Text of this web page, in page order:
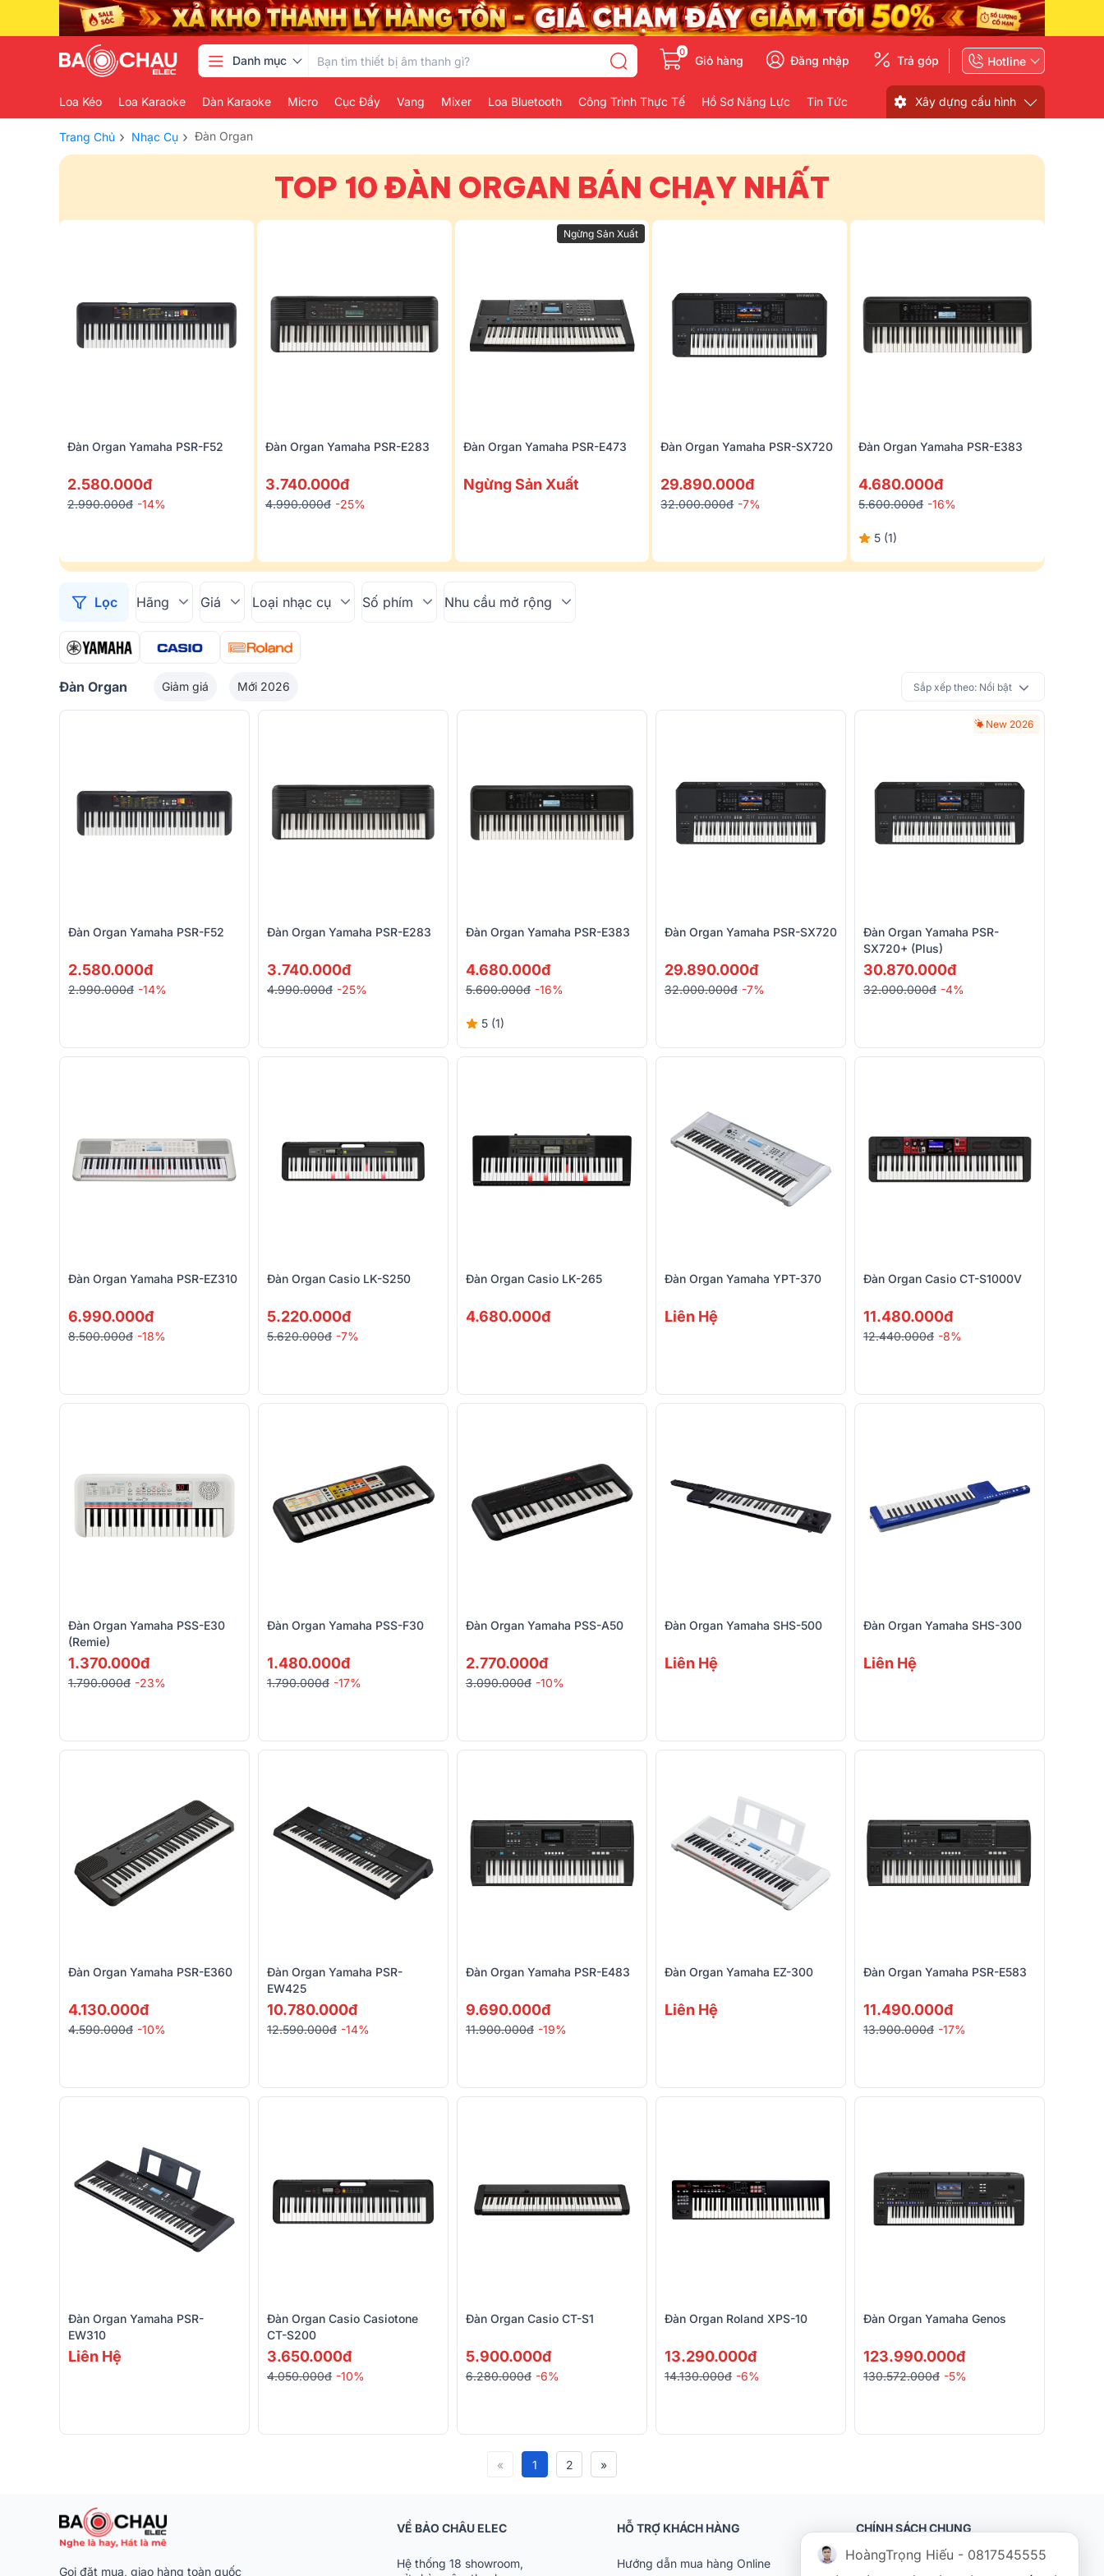
Danh mục
0
Giỏ hàng Đăng nhập Trả góp Hotline
Loa Kéo Loa Karaoke Dàn Karaoke Micro Cục Đẩy Vang Mixer Loa Bluetooth Công Trình Thực Tế Hồ Sơ Năng Lực Tin Tức Xây dựng cấu hình
Trang Chủ › Nhạc Cụ › Đàn Organ
TOP 10 ĐÀN ORGAN BÁN CHẠY NHẤT
Đàn Organ Yamaha PSR-F52
2.580.000đ
2.990.000đ -14%
Đàn Organ Yamaha PSR-E283
3.740.000đ
4.990.000đ -25%
Ngừng Sản Xuất
Đàn Organ Yamaha PSR-E473
Ngừng Sản Xuất
Đàn Organ Yamaha PSR-SX720
29.890.000đ
32.000.000đ -7%
Đàn Organ Yamaha PSR-E383
4.680.000đ
5.600.000đ -16%
5 (1)
Lọc Hãng Giá Loại nhạc cụ Số phím Nhu cầu mở rộng
Đàn Organ Giảm giá Mới 2026 Sắp xếp theo: Nổi bật
Đàn Organ Yamaha PSR-F52
2.580.000đ
2.990.000đ -14%
Đàn Organ Yamaha PSR-E283
3.740.000đ
4.990.000đ -25%
Đàn Organ Yamaha PSR-E383
4.680.000đ
5.600.000đ -16%
5 (1)
Đàn Organ Yamaha PSR-SX720
29.890.000đ
32.000.000đ -7%
New 2026
Đàn Organ Yamaha PSR-
SX720+ (Plus)
30.870.000đ
32.000.000đ -4%
Đàn Organ Yamaha PSR-EZ310
6.990.000đ
8.500.000đ -18%
Đàn Organ Casio LK-S250
5.220.000đ
5.620.000đ -7%
Đàn Organ Casio LK-265
4.680.000đ
Đàn Organ Yamaha YPT-370
Liên Hệ
Đàn Organ Casio CT-S1000V
11.480.000đ
12.440.000đ -8%
Đàn Organ Yamaha PSS-E30
(Remie)
1.370.000đ
1.790.000đ -23%
Đàn Organ Yamaha PSS-F30
1.480.000đ
1.790.000đ -17%
Đàn Organ Yamaha PSS-A50
2.770.000đ
3.090.000đ -10%
Đàn Organ Yamaha SHS-500
Liên Hệ
Đàn Organ Yamaha SHS-300
Liên Hệ
Đàn Organ Yamaha PSR-E360
4.130.000đ
4.590.000đ -10%
Đàn Organ Yamaha PSR-
EW425
10.780.000đ
12.590.000đ -14%
Đàn Organ Yamaha PSR-E483
9.690.000đ
11.900.000đ -19%
Đàn Organ Yamaha EZ-300
Liên Hệ
Đàn Organ Yamaha PSR-E583
11.490.000đ
13.900.000đ -17%
Đàn Organ Yamaha PSR-
EW310
Liên Hệ
Đàn Organ Casio Casiotone
CT-S200
3.650.000đ
4.050.000đ -10%
Đàn Organ Casio CT-S1
5.900.000đ
6.280.000đ -6%
Đàn Organ Roland XPS-10
13.290.000đ
14.130.000đ -6%
Đàn Organ Yamaha Genos
123.990.000đ
130.572.000đ -5%
« 1 2 »
Gọi đặt mua, giao hàng toàn quốc
VỀ BẢO CHÂU ELEC
Hệ thống 18 showroom,
HỖ TRỢ KHÁCH HÀNG
Hướng dẫn mua hàng Online
CHÍNH SÁCH CHUNG
Khách hàng doanh nghiệp (B2B)
HoàngTrọng Hiếu - 0817545555